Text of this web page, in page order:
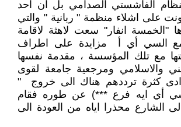
الفاشستي الصدامي بل ان احد
على اشلاء منظمة " ربانية " والتي
"الخمسة انفار" سعت لاهثة لاقامة
مع السي أي أ مزايدة على اطراف
مع تلك المؤسسة ، مقدمة نفسها
والاسلامي ومرجعية جامعة لقوى
ادى كثرة ترددهم هناك الى خروج "
أي ايه فرع ***) عن طوره فقام
الشارع محذرا اياه من العودة الى